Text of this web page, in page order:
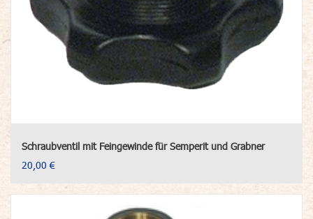
Schraubventil mit Feingewinde für Semperit und Grabner
20,00 €